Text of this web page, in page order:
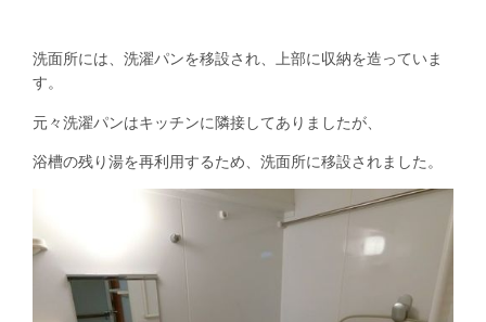
洗面所には、洗濯パンを移設され、上部に収納を造っていま
す。
元々洗濯パンはキッチンに隣接してありましたが、
浴槽の残り湯を再利用するため、洗面所に移設されました。